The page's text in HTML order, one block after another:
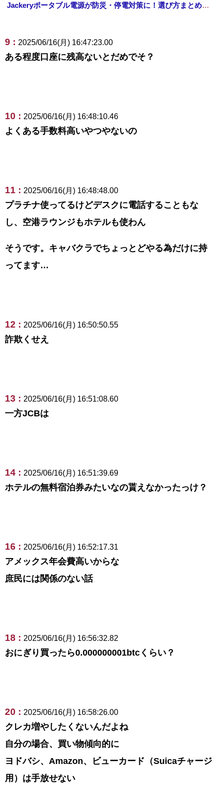
Jackeryポータブル電源が防災・停電対策に！選び方まとめ【プライムデー最終日】
9 : 2025/06/16(月) 16:47:23.00
ある程度口座に残高ないとだめでそ？
10 : 2025/06/16(月) 16:48:10.46
よくある手数料高いやつやないの
11 : 2025/06/16(月) 16:48:48.00
プラチナ使ってるけどデスクに電話することもな
し、空港ラウンジもホテルも使わん
そうです。キャバクラでちょっとどやる為だけに持
ってます…
12 : 2025/06/16(月) 16:50:50.55
詐欺くせえ
13 : 2025/06/16(月) 16:51:08.60
一方JCBは
14 : 2025/06/16(月) 16:51:39.69
ホテルの無料宿泊券みたいなの貰えなかったっけ？
16 : 2025/06/16(月) 16:52:17.31
アメックス年会費高いからな
庶民には関係のない話
18 : 2025/06/16(月) 16:56:32.82
おにぎり買ったら0.000000001btcくらい？
20 : 2025/06/16(月) 16:58:26.00
クレカ増やしたくないんだよね
自分の場合、買い物傾向的に
ヨドバシ、Amazon、ビューカード（Suicaチャージ
用）は手放せない